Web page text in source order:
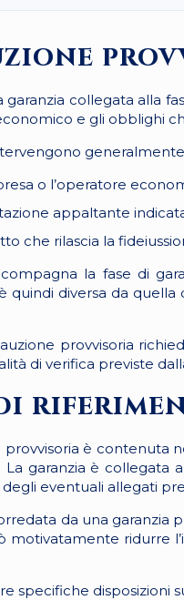
garanzia collegata alla
e gli obblighi
o l’operatore
appaltante
che rilascia la
la fase di
quindi diversa da
provvisoria
di verifica previste
è contenuta
La garanzia è
degli eventuali allegati
da una garanzia
motivatamente ridurre
specifiche disposizioni